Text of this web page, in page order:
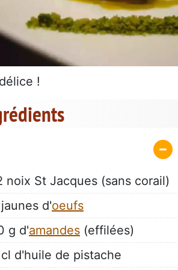
!
noix St Jacques (sans corail)
d'oeufs
g d'amandes (effilées)
d'huile de pistache